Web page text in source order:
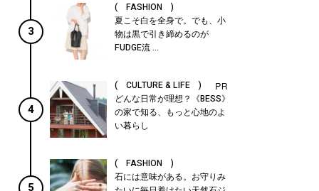
3
( FASHION )
夏こそ白を全身で。でも、小
物は黒で引き締めるのが
FUDGE流 ...
4
( CULTURE & LIFE )
どんな日常が理想？《BESS》
の家で知る、もっと心地のよ
い暮らし
5
( FASHION )
石には意味がある。お守りみ